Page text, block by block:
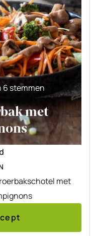
6 stemmen
met
met